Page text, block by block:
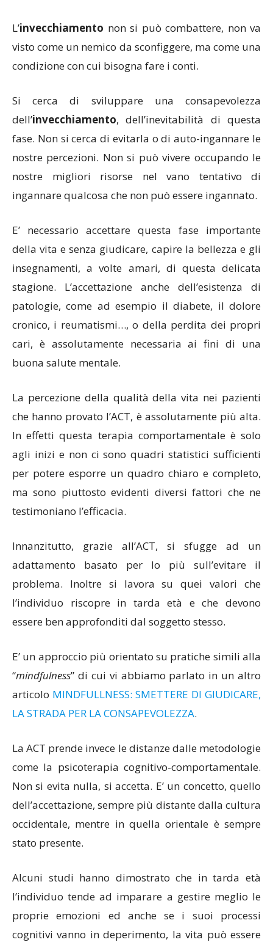
L’invecchiamento non si può combattere, non va
visto come un nemico da sconfiggere, ma come una
condizione con cui bisogna fare i conti.
Si cerca di sviluppare una consapevolezza
dell’invecchiamento, dell’inevitabilità di questa
fase. Non si cerca di evitarla o di auto-ingannare le
nostre percezioni. Non si può vivere occupando le
nostre migliori risorse nel vano tentativo di
ingannare qualcosa che non può essere ingannato.
E’ necessario accettare questa fase importante
della vita e senza giudicare, capire la bellezza e gli
insegnamenti, a volte amari, di questa delicata
stagione. L’accettazione anche dell’esistenza di
patologie, come ad esempio il diabete, il dolore
cronico, i reumatismi…, o della perdita dei propri
cari, è assolutamente necessaria ai fini di una
buona salute mentale.
La percezione della qualità della vita nei pazienti
che hanno provato l’ACT, è assolutamente più alta.
In effetti questa terapia comportamentale è solo
agli inizi e non ci sono quadri statistici sufficienti
per potere esporre un quadro chiaro e completo,
ma sono piuttosto evidenti diversi fattori che ne
testimoniano l’efficacia.
Innanzitutto, grazie all’ACT, si sfugge ad un
adattamento basato per lo più sull’evitare il
problema. Inoltre si lavora su quei valori che
l’individuo riscopre in tarda età e che devono
essere ben approfonditi dal soggetto stesso.
E’ un approccio più orientato su pratiche simili alla
“mindfulness” di cui vi abbiamo parlato in un altro
articolo MINDFULLNESS: SMETTERE DI GIUDICARE,
LA STRADA PER LA CONSAPEVOLEZZA.
La ACT prende invece le distanze dalle metodologie
come la psicoterapia cognitivo-comportamentale.
Non si evita nulla, si accetta. E’ un concetto, quello
dell’accettazione, sempre più distante dalla cultura
occidentale, mentre in quella orientale è sempre
stato presente.
Alcuni studi hanno dimostrato che in tarda età
l’individuo tende ad imparare a gestire meglio le
proprie emozioni ed anche se i suoi processi
cognitivi vanno in deperimento, la vita può essere